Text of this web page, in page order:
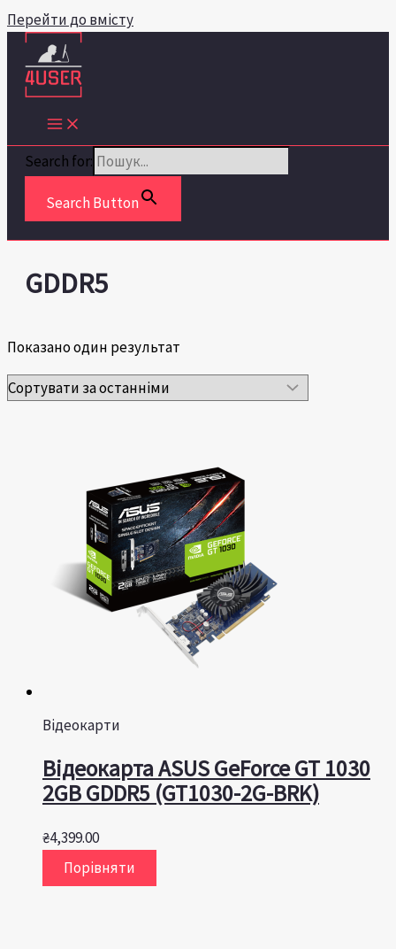
Перейти до вмісту
Search for:
Search Button
GDDR5
Показано один результат
Відеокарти
Відеокарта ASUS GeForce GT 1030
2GB GDDR5 (GT1030-2G-BRK)
₴4,399.00
Порівняти